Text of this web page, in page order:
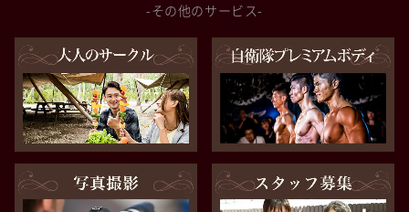
-その他のサービス-